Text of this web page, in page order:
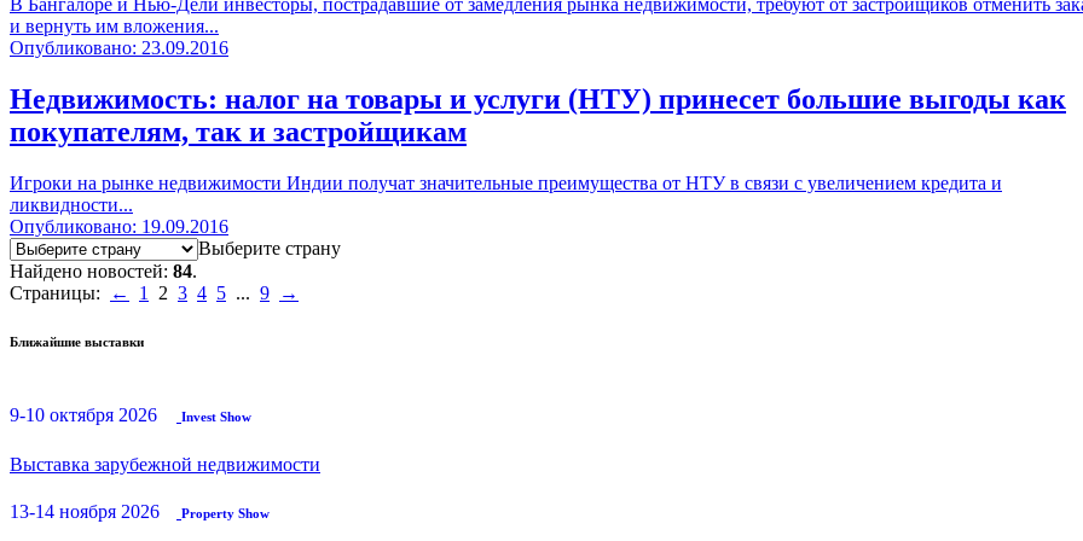
В Бангалоре и Нью-Дели инвесторы, пострадавшие от замедления рынка недвижимости, требуют от застройщиков отменить
и вернуть им вложения...
Опубликовано: 23.09.2016
Недвижимость: налог на товары и услуги (НТУ) принесет большие выгоды как
покупателям, так и застройщикам
Игроки на рынке недвижимости Индии получат значительные преимущества от НТУ в связи с увеличением кредита и
ликвидности...
Опубликовано: 19.09.2016
Выберите страну
Найдено новостей: 84.
Страницы:
← 1 2 3 4 5 ... 9 →
Ближайшие выставки
9-10 октября 2026 Invest Show
Выставка зарубежной недвижимости
13-14 ноября 2026 Property Show